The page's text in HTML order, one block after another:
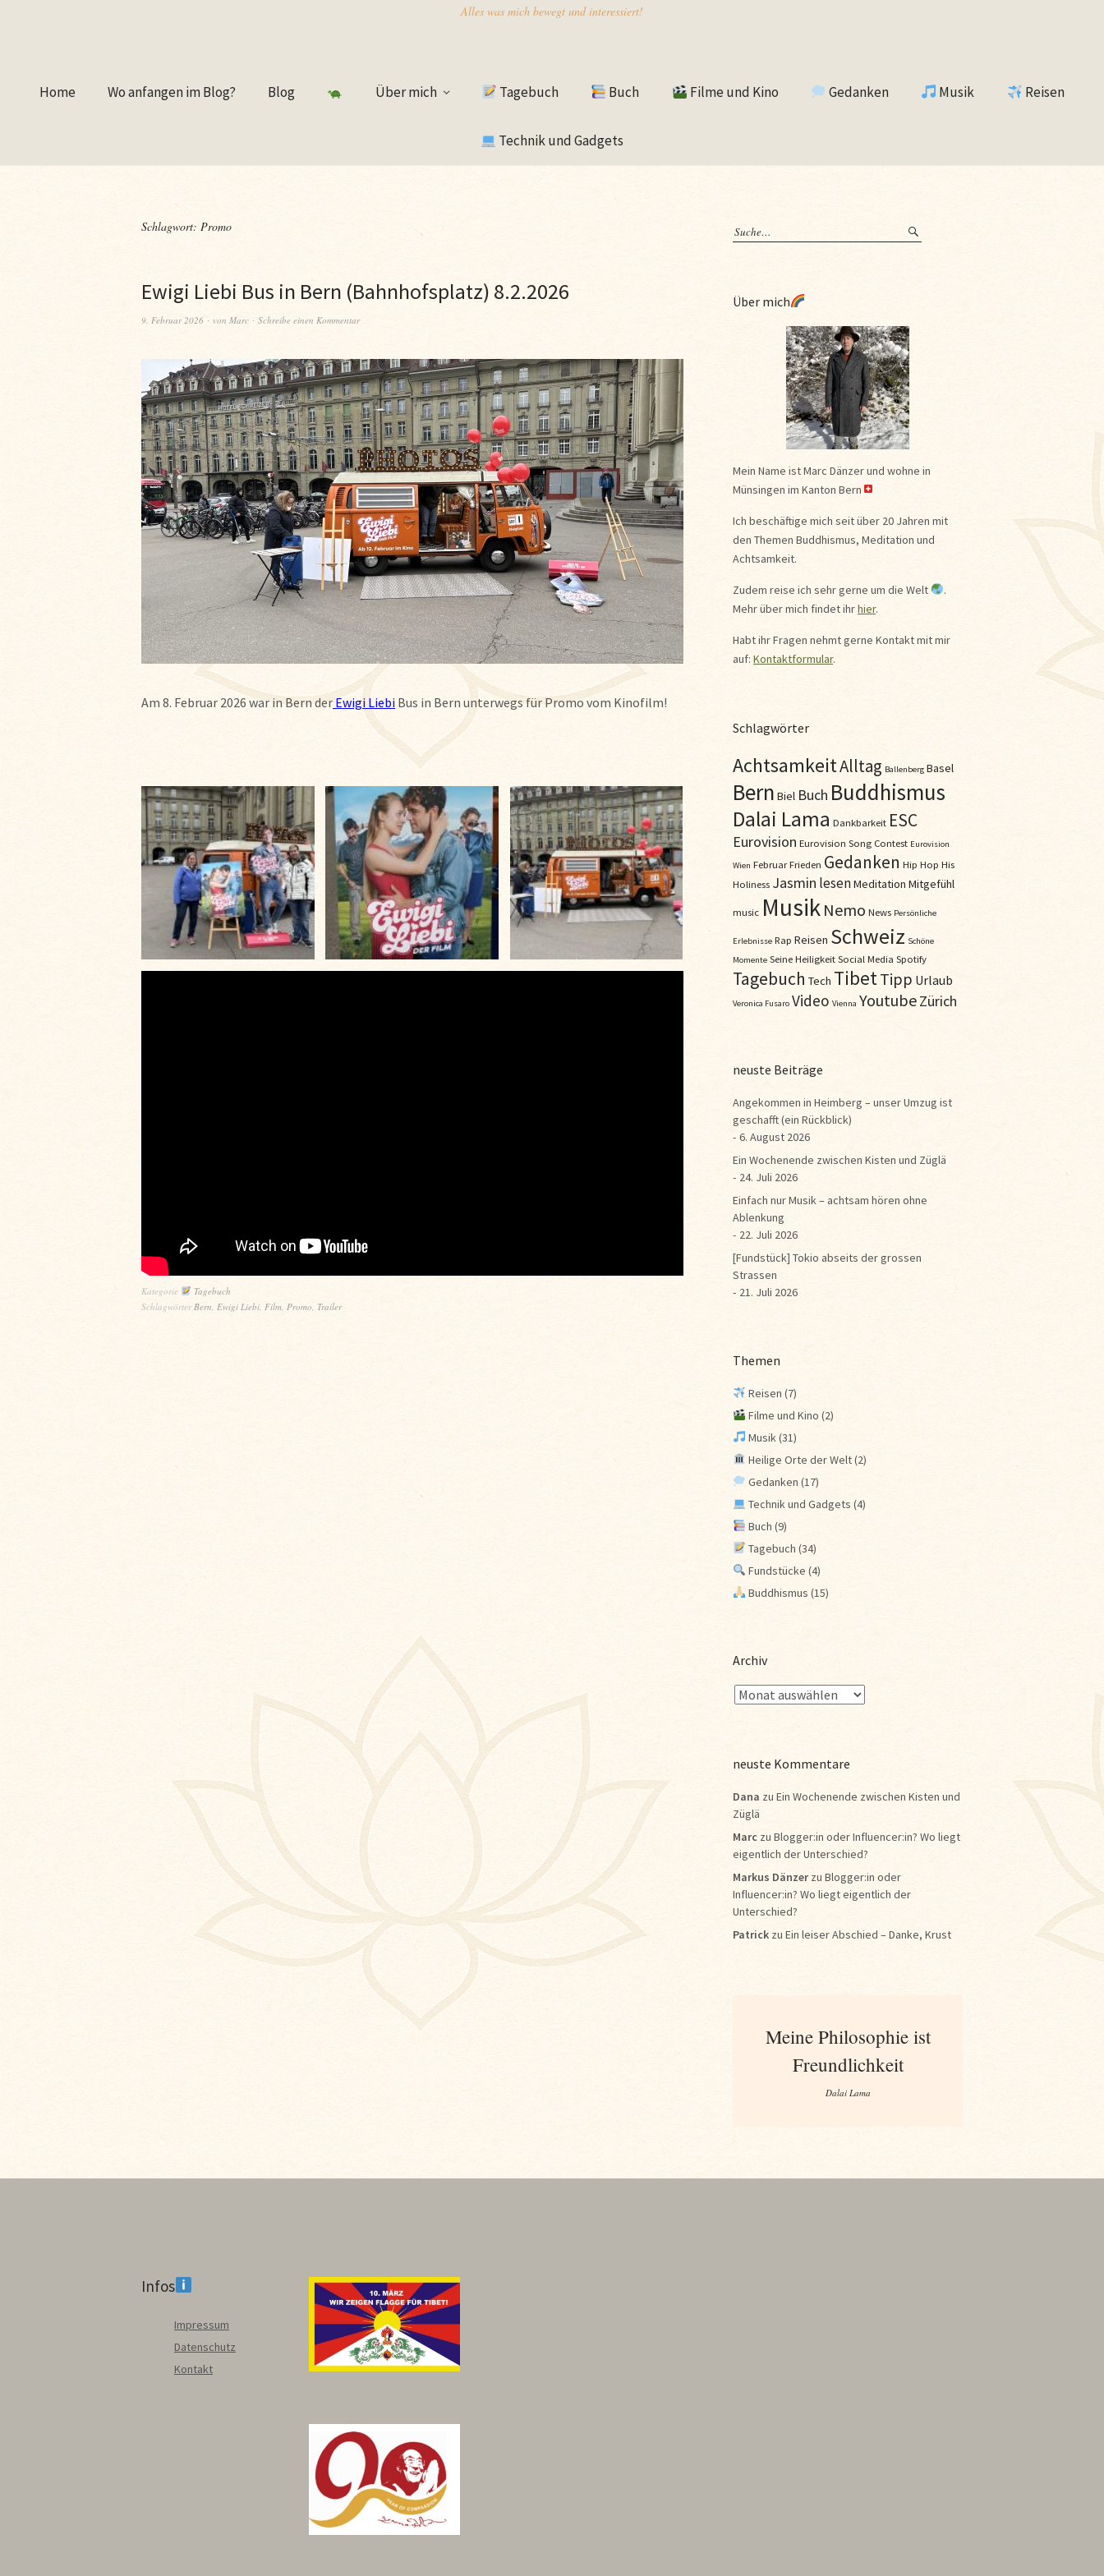
Alles was mich bewegt und interessiert!
Home Wo anfangen im Blog? Blog Über mich Tagebuch Buch Filme und Kino Gedanken Musik Reisen
Technik und Gadgets
Schlagwort: Promo
Ewigi Liebi Bus in Bern (Bahnhofsplatz) 8.2.2026
9. Februar 2026 von Marc Schreibe einen Kommentar
Am 8. Februar 2026 war in Bern derEwigi Liebi Bus in Bern unterwegs für Promo vom Kinofilm!
Kategorie
Tagebuch
Schlagwörter Bern Ewigi Liebi Film Promo Trailer
Über mich
Mein Name ist Marc Dänzer und wohne in
Münsingen im Kanton Bern
Ich beschäftige mich seit über 20 Jahren mit
den Themen Buddhismus, Meditation und
Achtsamkeit.
Zudem reise ich sehr gerne um die Welt
.
Mehr über mich findet ihrhier.
Habt ihr Fragen nehmt gerne Kontakt mit mir
auf: Kontaktformular.
Schlagwörter
AchtsamkeitAlltag Ballenberg Basel
Bern Biel Buch Buddhismus
Dalai Lama Dankbarkeit ESC
Eurovision Eurovision Song Contest Eurovision
Wien FebruarFrieden Gedanken Hip Hop His
Holiness Jasmin lesenMeditation Mitgefühl
music Musik Nemo News Persönliche
Erlebnisse Rap Reisen Schweiz Schöne
Momente Seine HeiligkeitSocial Media Spotify
Tagebuch Tech Tibet Tipp Urlaub
Veronica Fusaro Video Vienna YoutubeZürich
neuste Beiträge
Angekommen in Heimberg – unser Umzug ist
geschafft (ein Rückblick)
6. August 2026
Ein Wochenende zwischen Kisten und Züglä
24. Juli 2026
Einfach nur Musik – achtsam hören ohne
Ablenkung
22. Juli 2026
[Fundstück] Tokio abseits der grossen
Strassen
21. Juli 2026
Themen
Reisen (7)
Filme und Kino (2)
Musik (31)
Heilige Orte der Welt(2)
Gedanken (17)
Technik und Gadgets (4)
Buch (9)
Tagebuch (34)
Fundstücke (4)
Buddhismus (15)
Archiv
neuste Kommentare
Dana zu Ein Wochenende zwischen Kisten und
Züglä
Marc zu Blogger:in oder Influencer:in? Wo liegt
eigentlich der Unterschied?
Markus Dänzerzu Blogger:in oder
Influencer:in? Wo liegt eigentlich der
Unterschied?
Patrick zu Ein leiser Abschied – Danke, Krust
Meine Philosophie ist
Freundlichkeit
Dalai Lama
Infos
Impressum
Datenschutz
Kontakt